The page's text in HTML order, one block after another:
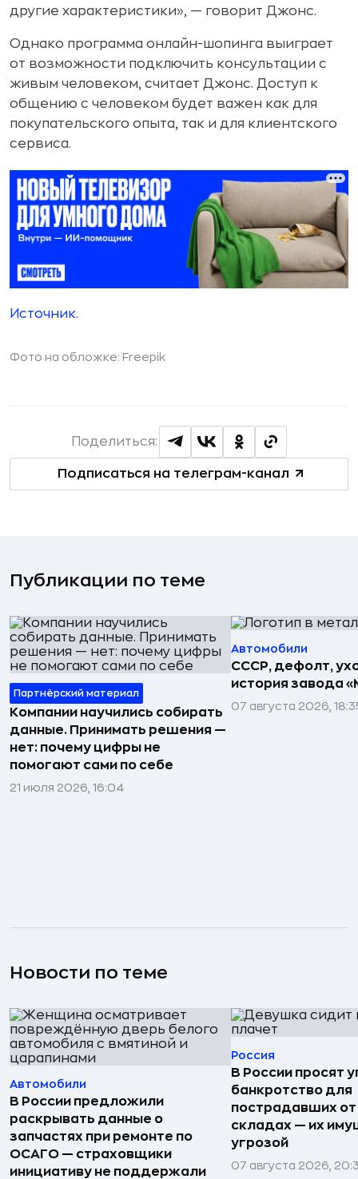
другие характеристики», — говорит Джонс.
Однако программа онлайн-шопинга выиграет
от возможности подключить консультации с
живым человеком, считает Джонс. Доступ к
общению с человеком будет важен как для
покупательского опыта, так и для клиентского
сервиса.
Источник.
Фото на обложке: Freepik
Подписаться на телеграм-канал
Поделиться:
Публикации по теме
Партнёрский материал
Компании научились собирать
данные. Принимать решения —
нет: почему цифры не
помогают сами по себе
21 июля 2026, 16:04
Автомобили
СССР, дефолт,
история завода
07 августа 2026,
Новости по теме
Автомобили
В России предложили
раскрывать данные о
запчастях при ремонте по
ОСАГО — страховщики
инициативу не поддержали
Россия
В России просят
банкротство для
пострадавших
складах — их
угрозой
07 августа 2026,